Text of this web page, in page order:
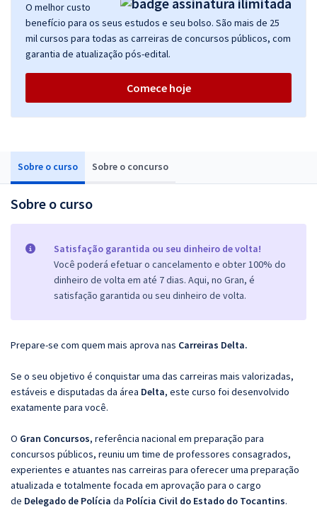
Sobre o curso Sobre o concurso
Sobre o curso
Satisfação garantida ou seu dinheiro de volta!
Você poderá efetuar o cancelamento e obter 100% do
dinheiro de volta em até 7 dias. Aqui, no Gran, é
satisfação garantida ou seu dinheiro de volta.
Prepare-se com quem mais aprova nas Carreiras Delta.
Se o seu objetivo é conquistar uma das carreiras mais valorizadas,
estáveis e disputadas da área Delta, este curso foi desenvolvido
exatamente para você.
O Gran Concursos, referência nacional em preparação para
concursos públicos, reuniu um time de professores consagrados,
experientes e atuantes nas carreiras para oferecer uma preparação
atualizada e totalmente focada em aprovação para o cargo
de Delegado de Polícia da Polícia Civil do Estado do Tocantins.
O melhor custo
benefício para os seus estudos e seu bolso. São mais de 25
mil cursos para todas as carreiras de concursos públicos, com
garantia de atualização pós-edital.
Comece hoje